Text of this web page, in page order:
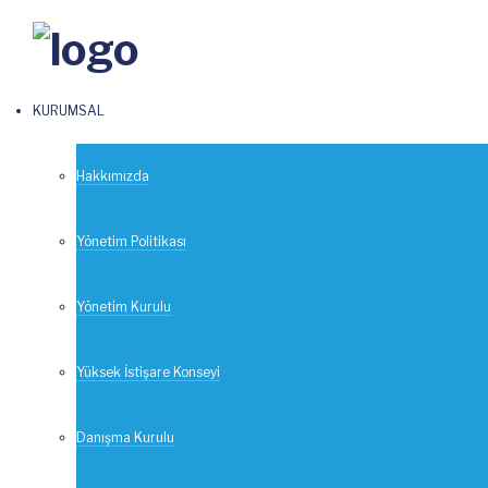
KURUMSAL
Hakkımızda
Yönetim Politikası
Yönetim Kurulu
Yüksek İstişare Konseyi
Danışma Kurulu
Blog Archives
Tag For 2024
ARALIK
2023